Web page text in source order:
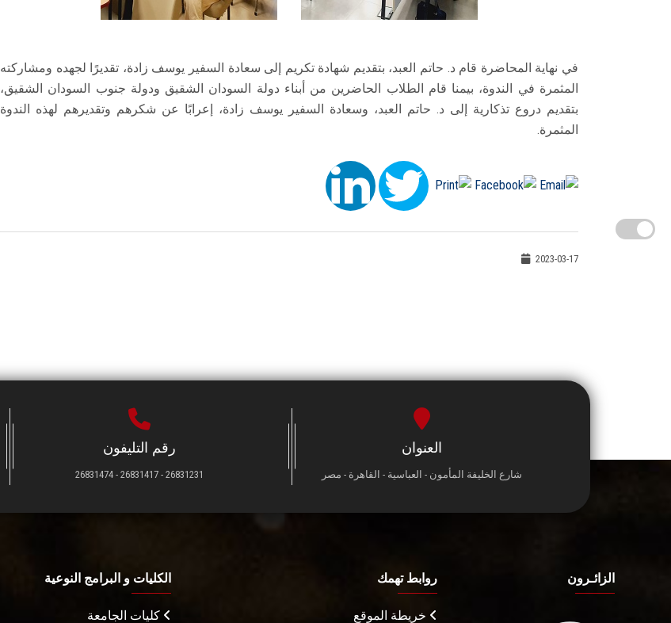
في نهاية المحاضرة قام د. حاتم العبد، بتقديم شهادة تكريم إلى سعادة السفير يوسف زادة، تقديرًا لجهده ومشاركته
المثمرة في الندوة، بيمنا قام الطلاب الحاضرين من أبناء دولة السودان الشقيق ودولة جنوب السودان الشقيق،
بتقديم دروع تذكارية إلى د. حاتم العبد، وسعادة السفير يوسف زادة، إعرابًا عن شكرهم وتقديرهم لهذه الندوة
المثمرة.
2023-03-17
العنوان
شارع الخليفة المأمون - العباسية - القاهرة - مصر
رقم التليفون
26831231 - 26831417 - 26831474
الزائـرون روابط تهمك
خريطة الموقع
الكليات و البرامج النوعية
كليات الجامعة